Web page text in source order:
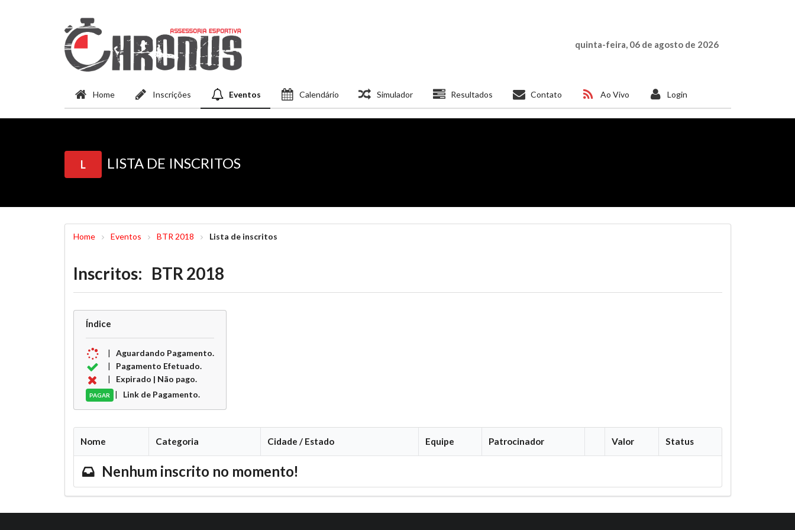
quinta-feira, 06 de agosto de 2026
Home Inscrições Eventos Calendário Simulador Resultados Contato Ao Vivo Login
L LISTA DE INSCRITOS
Home Eventos BTR 2018 Lista de inscritos
Inscritos: BTR 2018
Índice
| Aguardando Pagamento.
| Pagamento Efetuado.
| Expirado | Não pago.
PAGAR | Link de Pagamento.
Nome Categoria Cidade / Estado Equipe Patrocinador Valor Status
Nenhum inscrito no momento!